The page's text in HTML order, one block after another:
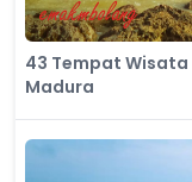
43 Tempat
Madura